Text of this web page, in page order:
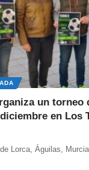
un torneo
en Los
Lorca, Águilas,